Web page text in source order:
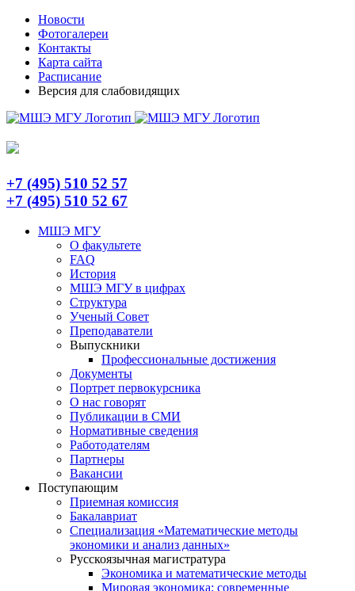
Skip
content
TelegramНовости
Фотогалереи
Контакты
Карта сайта
Расписание
Версия для слабовидящих
+7 (495) 510 52 57
+7 (495) 510 52 67
МШЭ МГУ
О факультете
FAQ
История
МШЭ МГУ в цифрах
Структура
Ученый Совет
Преподаватели
Выпускники
Профессиональные достижения
Документы
Портрет первокурсника
О нас говорят
Публикации в СМИ
Нормативные сведения
Работодателям
Партнеры
Вакансии
Поступающим
Приемная комиссия
Бакалавриат
Специализация «Математические методы
экономики и анализ данных»
Русскоязычная магистратура
Экономика и математические методы
Мировая экономика: современные